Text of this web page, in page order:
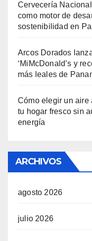
Cervecería
como motor de
sostenibilidad en
Arcos Dorados
‘MiMcDonald’s y
más leales de
Cómo elegir un aire
tu hogar fresco sin
energía
ARCHIVOS
agosto 2026
julio 2026